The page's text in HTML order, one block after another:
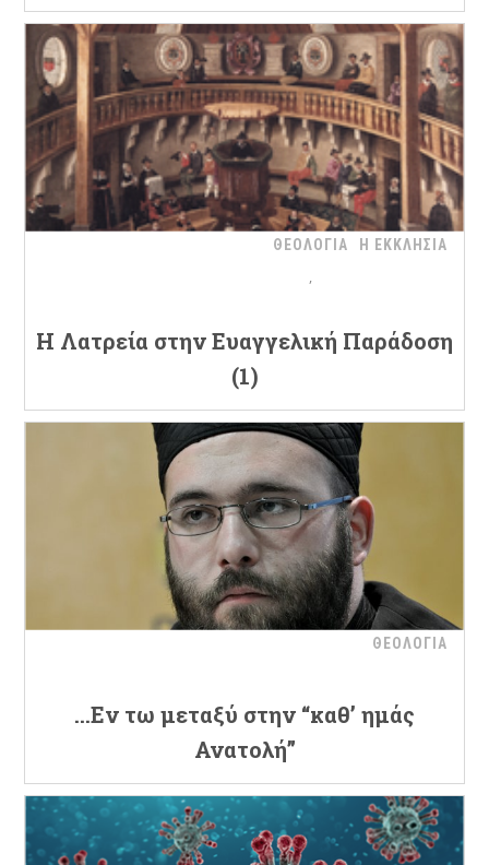
ΘΕΟΛΟΓΙΑ Η ΕΚΚΛΗΣΙΑ
H Λατρεία στην Ευαγγελική Παράδοση
(1)
ΘΕΟΛΟΓΙΑ
…Εν τω μεταξύ στην “καθ’ ημάς
Ανατολή”